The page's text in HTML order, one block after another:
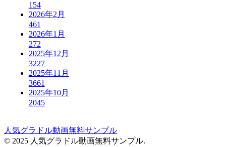
154
2026年2月
461
2026年1月
272
2025年12月
3227
2025年11月
3661
2025年10月
2045
人気グラドル動画無料サンプル
© 2025 人気グラドル動画無料サンプル.